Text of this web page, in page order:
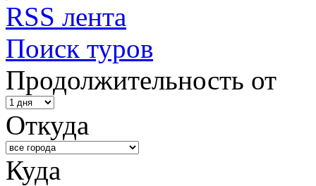
RSS лента
Поиск туров
Продолжительность от
Откуда
Куда